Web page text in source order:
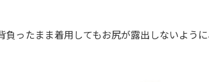
ったまま着用してもお尻が露出しないよう